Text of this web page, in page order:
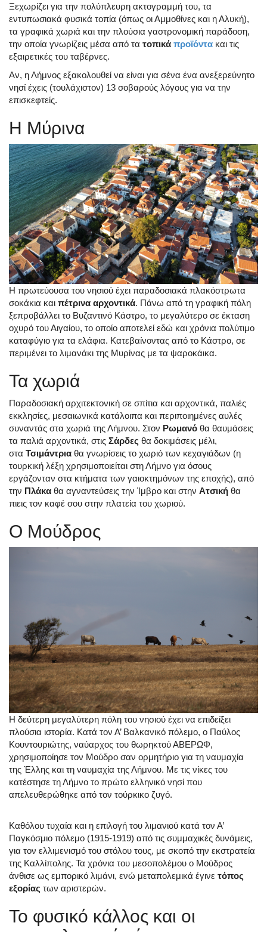
Ξεχωρίζει για την πολύπλευρη ακτογραμμή του, τα
εντυπωσιακά φυσικά τοπία (όπως οι Αμμοθίνες και η Αλυκή),
τα γραφικά χωριά και την πλούσια γαστρονομική παράδοση,
την οποία γνωρίζεις μέσα από τα τοπικά προϊόντα και τις
εξαιρετικές του ταβέρνες.
Αν, η Λήμνος εξακολουθεί να είναι για σένα ένα ανεξερεύνητο
νησί έχεις (τουλάχιστον) 13 σοβαρούς λόγους για να την
επισκεφτείς.
Η Μύρινα
Η πρωτεύουσα του νησιού έχει παραδοσιακά πλακόστρωτα
σοκάκια και πέτρινα αρχοντικά. Πάνω από τη γραφική πόλη
ξεπροβάλλει το Βυζαντινό Κάστρο, το μεγαλύτερο σε έκταση
οχυρό του Αιγαίου, το οποίο αποτελεί εδώ και χρόνια πολύτιμο
καταφύγιο για τα ελάφια. Κατεβαίνοντας από το Κάστρο, σε
περιμένει το λιμανάκι της Μυρίνας με τα ψαροκάικα.
Τα χωριά
Παραδοσιακή αρχιτεκτονική σε σπίτια και αρχοντικά, παλιές
εκκλησίες, μεσαιωνικά κατάλοιπα και περιποιημένες αυλές
συναντάς στα χωριά της Λήμνου. Στον Ρωμανό θα θαυμάσεις
τα παλιά αρχοντικά, στις Σάρδες θα δοκιμάσεις μέλι,
στα Τσιμάντρια θα γνωρίσεις το χωριό των κεχαγιάδων (η
τουρκική λέξη χρησιμοποιείται στη Λήμνο για όσους
εργάζονταν στα κτήματα των γαιοκτημόνων της εποχής), από
την Πλάκα θα αγναντεύσεις την Ίμβρο και στην Ατσική θα
πιεις τον καφέ σου στην πλατεία του χωριού.
Ο Μούδρος
Η δεύτερη μεγαλύτερη πόλη του νησιού έχει να επιδείξει
πλούσια ιστορία. Κατά τον Α’ Βαλκανικό πόλεμο, ο Παύλος
Κουντουριώτης, ναύαρχος του θωρηκτού ΑΒΕΡΩΦ,
χρησιμοποίησε τον Μούδρο σαν ορμητήριο για τη ναυμαχία
της Έλλης και τη ναυμαχία της Λήμνου. Με τις νίκες του
κατέστησε τη Λήμνο το πρώτο ελληνικό νησί που
απελευθερώθηκε από τον τούρκικο ζυγό.
Καθόλου τυχαία και η επιλογή του λιμανιού κατά τον Α’
Παγκόσμιο πόλεμο (1915-1919) από τις συμμαχικές δυνάμεις,
για τον ελλιμενισμό του στόλου τους, με σκοπό την εκστρατεία
της Καλλίπολης. Τα χρόνια του μεσοπολέμου ο Μούδρος
άνθισε ως εμπορικό λιμάνι, ενώ μεταπολεμικά έγινε τόπος
εξορίας των αριστερών.
Το φυσικό κάλλος και οι